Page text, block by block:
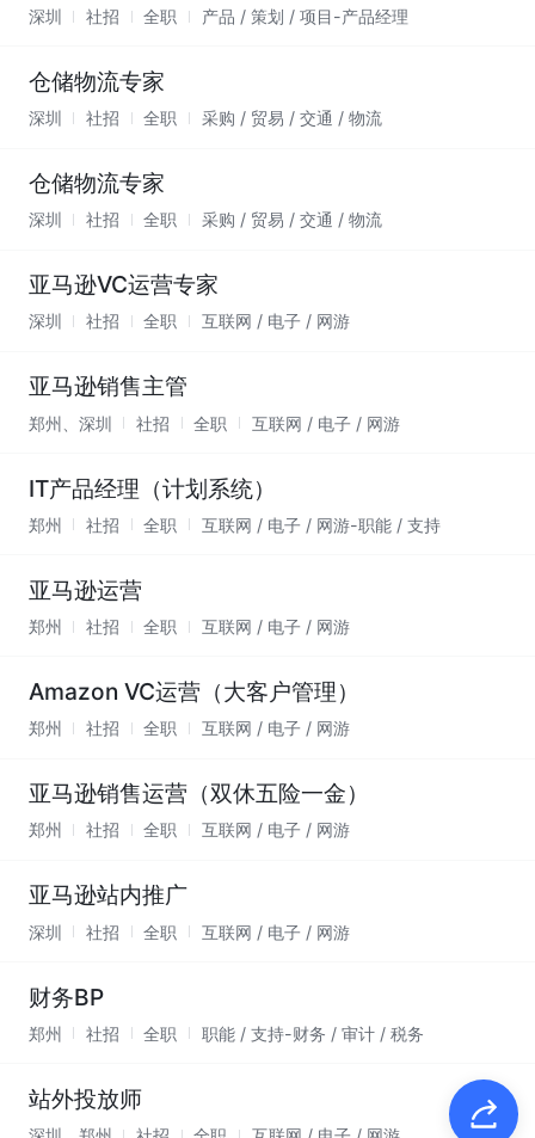
深圳 社招 全职 产品 / 策划 / 项目-产品经理
仓储物流专家
深圳 社招 全职 采购 / 贸易 / 交通 / 物流
仓储物流专家
深圳 社招 全职 采购 / 贸易 / 交通 / 物流
亚马逊VC运营专家
深圳 社招 全职 互联网 / 电子 / 网游
亚马逊销售主管
郑州、深圳 社招 全职 互联网 / 电子 / 网游
IT产品经理（计划系统）
郑州 社招 全职 互联网 / 电子 / 网游-职能 / 支持
亚马逊运营
郑州 社招 全职 互联网 / 电子 / 网游
Amazon VC运营（大客户管理）
郑州 社招 全职 互联网 / 电子 / 网游
亚马逊销售运营（双休五险一金）
郑州 社招 全职 互联网 / 电子 / 网游
亚马逊站内推广
深圳 社招 全职 互联网 / 电子 / 网游
财务BP
郑州 社招 全职 职能 / 支持-财务 / 审计 / 税务
站外投放师